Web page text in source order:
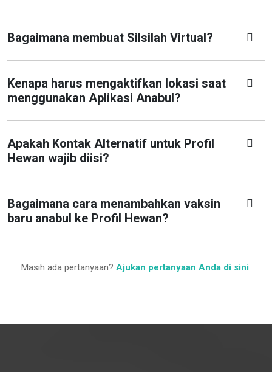
Bagaimana membuat Silsilah Virtual?
Kenapa harus mengaktifkan lokasi saat
menggunakan Aplikasi Anabul?
Apakah Kontak Alternatif untuk Profil
Hewan wajib diisi?
Bagaimana cara menambahkan vaksin
baru anabul ke Profil Hewan?
Masih ada pertanyaan? Ajukan pertanyaan Anda di sini.